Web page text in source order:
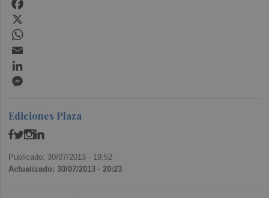
Ediciones Plaza
Publicado: 30/07/2013 · 19:52
Actualizado: 30/07/2013 · 20:23